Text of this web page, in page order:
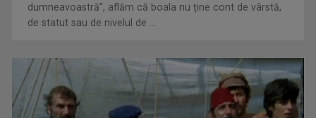
ACASĂ
dumneavoastră”, aflăm că boala nu ține cont de vârstă,
de statut sau de nivelul de ...